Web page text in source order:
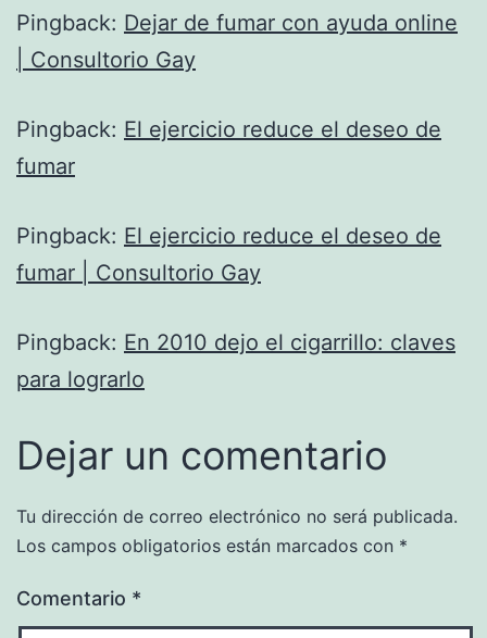
Pingback: Dejar de fumar con ayuda online
| Consultorio Gay
Pingback: El ejercicio reduce el deseo de
fumar
Pingback: El ejercicio reduce el deseo de
fumar | Consultorio Gay
Pingback: En 2010 dejo el cigarrillo: claves
para lograrlo
Dejar un comentario
Tu dirección de correo electrónico no será publicada.
Los campos obligatorios están marcados con *
Comentario *